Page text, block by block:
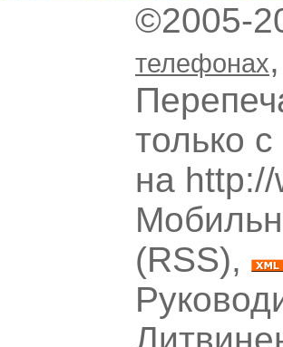
©2005-
телефонах
только
на
(RSS),